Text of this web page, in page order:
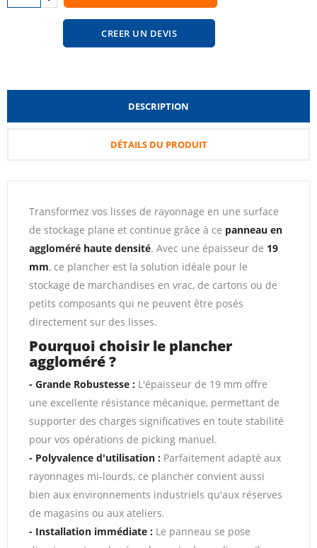
CREER UN DEVIS
DESCRIPTION
DÉTAILS DU PRODUIT
Transformez vos lisses de rayonnage en une surface
de stockage plane et continue grâce à ce panneau en
aggloméré haute densité. Avec une épaisseur de 19
mm, ce plancher est la solution idéale pour le
stockage de marchandises en vrac, de cartons ou de
petits composants qui ne peuvent être posés
directement sur des lisses.
Pourquoi choisir le plancher
aggloméré ?
- Grande Robustesse : L'épaisseur de 19 mm offre
une excellente résistance mécanique, permettant de
supporter des charges significatives en toute stabilité
pour vos opérations de picking manuel.
- Polyvalence d'utilisation : Parfaitement adapté aux
rayonnages mi-lourds, ce plancher convient aussi
bien aux environnements industriels qu'aux réserves
de magasins ou aux ateliers.
- Installation immédiate : Le panneau se pose